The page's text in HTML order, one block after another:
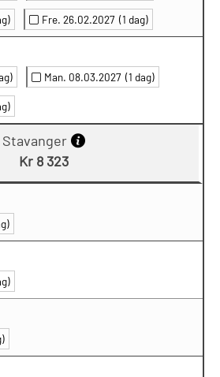
Fre. 26.02.2027 (1 dag)
Man. 08.03.2027 (1 dag)
Stavanger
Kr 8 323